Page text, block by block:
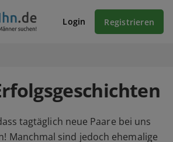
Login Registrieren
tagtäglich neue Paare bei uns
Manchmal sind jedoch ehemalige